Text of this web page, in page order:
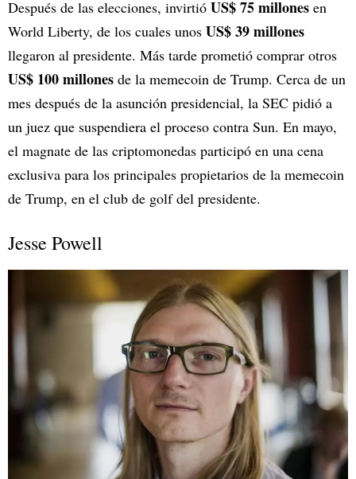
Después de las elecciones, invirtió US$ 75 millones en
World Liberty, de los cuales unos US$ 39 millones
llegaron al presidente. Más tarde prometió comprar otros
US$ 100 millones de la memecoin de Trump. Cerca de un
mes después de la asunción presidencial, la SEC pidió a
un juez que suspendiera el proceso contra Sun. En mayo,
el magnate de las criptomonedas participó en una cena
exclusiva para los principales propietarios de la memecoin
de Trump, en el club de golf del presidente.
Jesse Powell